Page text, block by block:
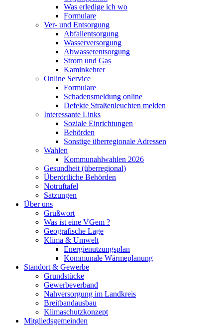
Was erledige ich wo
Formulare
Ver- und Entsorgung
Abfallentsorgung
Wasserversorgung
Abwasserentsorgung
Strom und Gas
Kaminkehrer
Online Service
Formulare
Schadensmeldung online
Defekte Straßenleuchten melden
Interessante Links
Soziale Einrichtungen
Behörden
Sonstige überregionale Adressen
Wahlen
Kommunahlwahlen 2026
Gesundheit (überregional)
Überörtliche Behörden
Notruftafel
Satzungen
Über uns
Grußwort
Was ist eine VGem ?
Geografische Lage
Klima & Umwelt
Energienutzungsplan
Kommunale Wärmeplanung
Standort & Gewerbe
Grundstücke
Gewerbeverband
Nahversorgung im Landkreis
Breitbandausbau
Klimaschutzkonzept
Mitgliedsgemeinden